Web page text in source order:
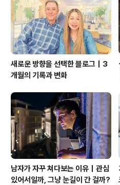
새로운 방향을 선택한 블로그｜3
개월의 기록과 변화
남자가 자꾸 쳐다보는 이유｜관심
있어서일까, 그냥 눈길이 간 걸까?